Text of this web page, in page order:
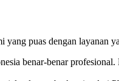
yang puas dengan layanan
benar-benar profesional.